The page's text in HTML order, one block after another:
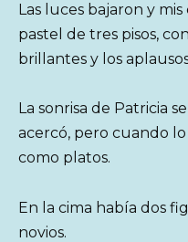
Las luces bajaron y
pastel de tres pisos,
brillantes y los
La sonrisa de Patricia
acercó, pero cuando
como platos.
En la cima había dos
novios.